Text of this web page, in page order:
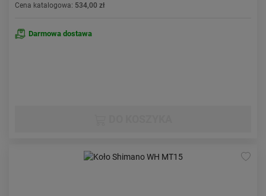
Cena katalogowa: 534,00 zł
Darmowa dostawa